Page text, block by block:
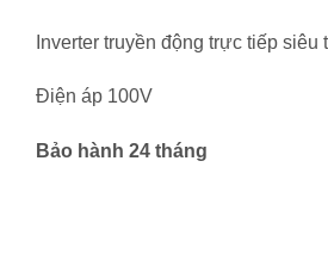
Inverter truyền động trực tiếp siêu
Điện áp 100V
Bảo hành 24 tháng